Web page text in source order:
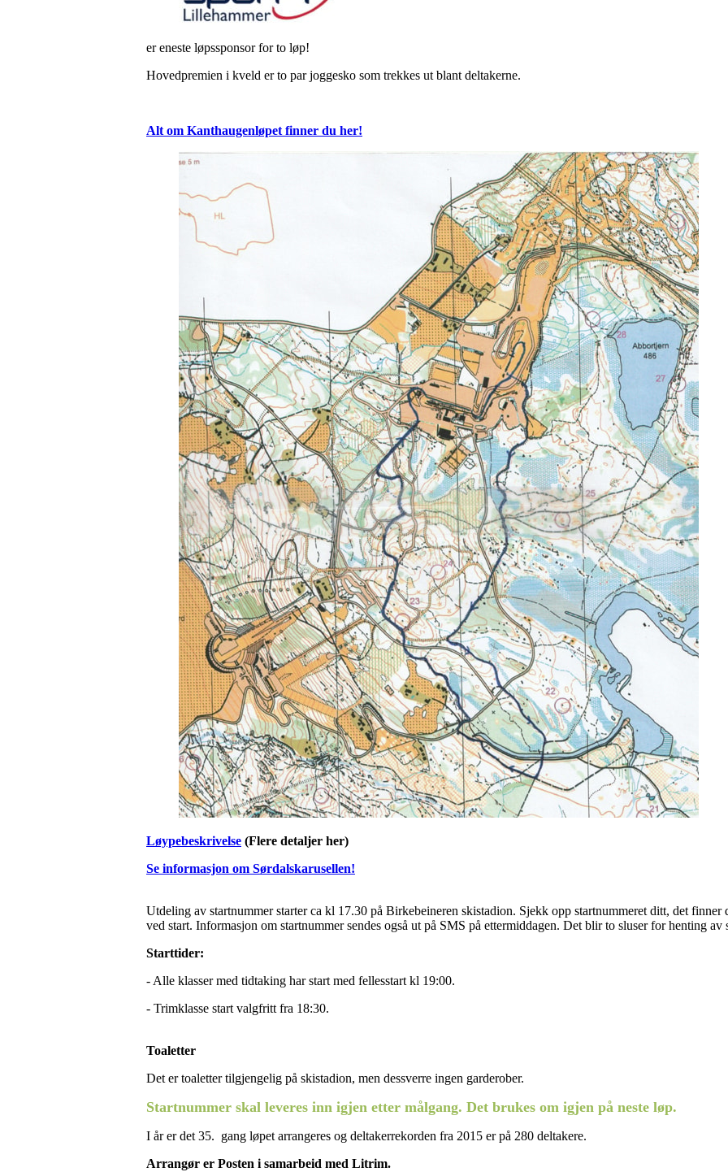
er eneste løpssponsor for to løp!
Hovedpremien i kveld er to par joggesko som trekkes ut blant deltakerne.
Alt om Kanthaugenløpet finner du her!
Løypebeskrivelse (Flere detaljer her)
Se informasjon om Sørdalskarusellen!
Utdeling av startnummer starter ca kl 17.30 på Birkebeineren skistadion. Sjekk opp startnummeret ditt, det finner
ved start. Informasjon om startnummer sendes også ut på SMS på ettermiddagen. Det blir to sluser for henting av
Starttider:
- Alle klasser med tidtaking har start med fellesstart kl 19:00.
- Trimklasse start valgfritt fra 18:30.
Toaletter
Det er toaletter tilgjengelig på skistadion, men dessverre ingen garderober.
Startnummer skal leveres inn igjen etter målgang. Det brukes om igjen på neste løp.
I år er det 35. gang løpet arrangeres og deltakerrekorden fra 2015 er på 280 deltakere.
Arrangør er Posten i samarbeid med Litrim.